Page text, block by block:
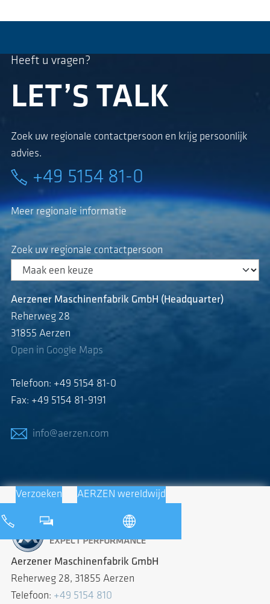
Heeft u vragen?
LET’S TALK
Zoek uw regionale contactpersoon en krijg persoonlijk
advies.
+49 5154 81-0
Meer regionale informatie
Zoek uw regionale contactpersoon
Aerzener Maschinenfabrik GmbH (Headquarter)
Reherweg 28
31855 Aerzen
Open in Google Maps
Telefoon: +49 5154 81-0
Fax: +49 5154 81-9191
info@aerzen.com
Verzoeken AERZEN wereldwijd
Aerzener Maschinenfabrik GmbH
Reherweg 28, 31855 Aerzen
Telefoon: +49 5154 810